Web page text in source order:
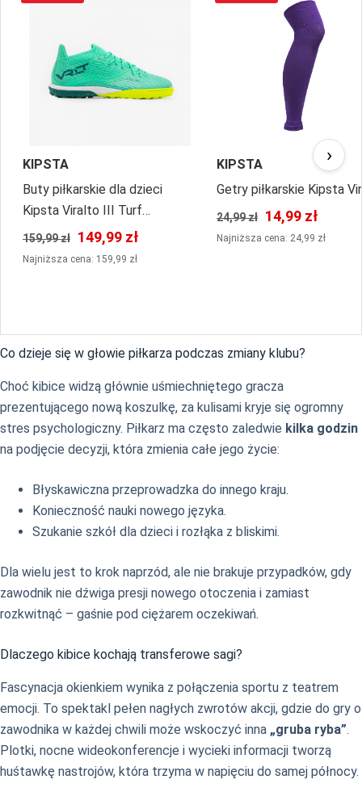
KIPSTA
Buty piłkarskie dla dzieci
Kipsta Viralto III Turf
sznurowane
159,99 zł 149,99 zł
Najniższa cena: 159,99 zł
KIPSTA
Getry piłkarskie Kipsta
24,99 zł 14,99 zł
Najniższa cena: 24,99 zł
›
Co dzieje się w głowie piłkarza podczas zmiany klubu?
Choć kibice widzą głównie uśmiechniętego gracza
prezentującego nową koszulkę, za kulisami kryje się ogromny
stres psychologiczny. Piłkarz ma często zaledwie kilka godzin
na podjęcie decyzji, która zmienia całe jego życie:
Błyskawiczna przeprowadzka do innego kraju.
Konieczność nauki nowego języka.
Szukanie szkół dla dzieci i rozłąka z bliskimi.
Dla wielu jest to krok naprzód, ale nie brakuje przypadków, gdy
zawodnik nie dźwiga presji nowego otoczenia i zamiast
rozkwitnąć – gaśnie pod ciężarem oczekiwań.
Dlaczego kibice kochają transferowe sagi?
Fascynacja okienkiem wynika z połączenia sportu z teatrem
emocji. To spektakl pełen nagłych zwrotów akcji, gdzie do gry o
zawodnika w każdej chwili może wskoczyć inna „gruba ryba”.
Plotki, nocne wideokonferencje i wycieki informacji tworzą
huśtawkę nastrojów, która trzyma w napięciu do samej północy.